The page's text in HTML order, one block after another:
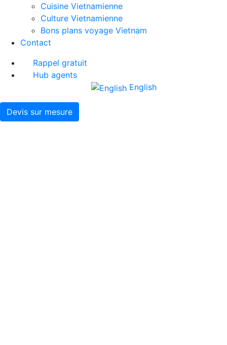
Cuisine Vietnamienne
Culture Vietnamienne
Bons plans voyage Vietnam
Contact
Rappel gratuit
Hub agents
English
Devis sur mesure